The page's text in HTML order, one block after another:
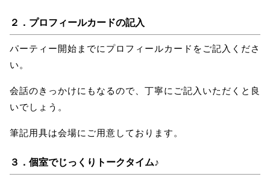
２．プロフィールカードの記入
パーティー開始までにプロフィールカードをご記入くださ
い。
会話のきっかけにもなるので、丁寧にご記入いただくと良
いでしょう。
筆記用具は会場にご用意しております。
３． 個室でじっくりトークタイム♪